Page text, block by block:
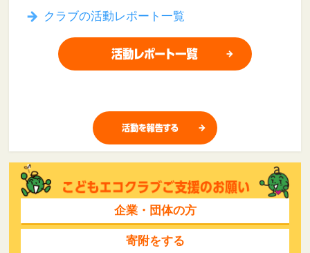
クラブの活動レポート一覧
企業・団体の方
寄附をする